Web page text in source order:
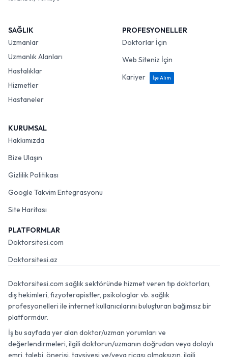
SAĞLIK
Uzmanlar
Uzmanlık Alanları
Hastalıklar
Hizmetler
Hastaneler
PROFESYONELLER
Doktorlar İçin
Web Siteniz İçin
Kariyer
İşe Alım
KURUMSAL
Hakkımızda
Bize Ulaşın
Gizlilik Politikası
Google Takvim Entegrasyonu
Site Haritası
PLATFORMLAR
Doktorsitesi.com
Doktorsitesi.az
Doktorsitesi.com sağlık sektöründe hizmet veren tıp doktorları,
diş hekimleri, fizyoterapistler, psikologlar vb. sağlık
profesyonelleri ile internet kullanıcılarını buluşturan bağımsız bir
platformdur.
İş bu sayfada yer alan doktor/uzman yorumları ve
değerlendirmeleri, ilgili doktorun/uzmanın doğrudan veya dolaylı
emri, talebi, önerisi, tavsiyesi ve/veya ricası olmaksızın, ilgili